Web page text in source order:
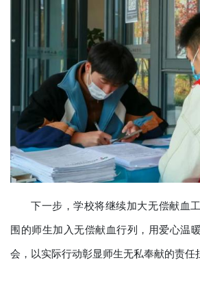
下一步，学校将继续加大无偿献血
围的师生加入无偿献血行列，用爱心温
会，以实际行动彰显师生无私奉献的责任